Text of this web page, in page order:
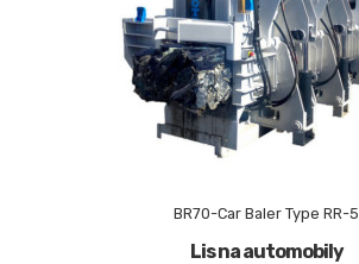
BR70-Car Baler Type RR-5
Lis na automobily